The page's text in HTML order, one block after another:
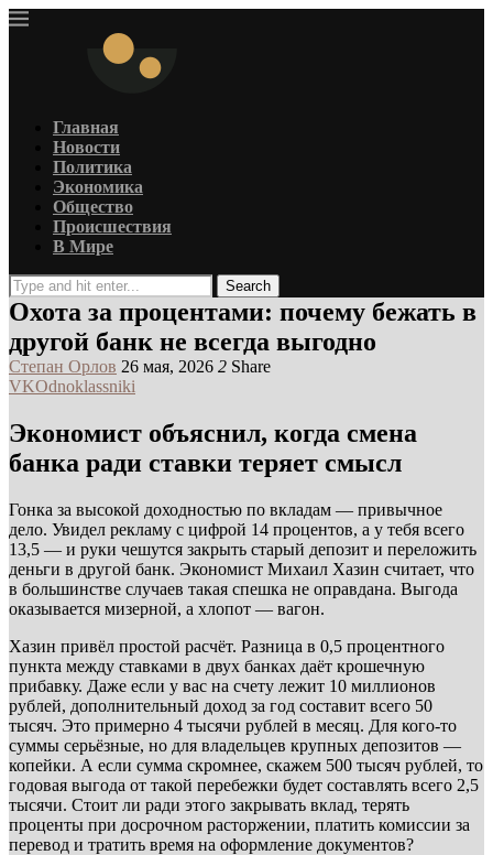
Главная
Новости
Политика
Экономика
Общество
Происшествия
В Мире
Search
Охота за процентами: почему бежать в
другой банк не всегда выгодно
Степан Орлов 26 мая, 2026 2 Share
VKOdnoklassniki
Экономист объяснил, когда смена
банка ради ставки теряет смысл
Гонка за высокой доходностью по вкладам — привычное
дело. Увидел рекламу с цифрой 14 процентов, а у тебя всего
13,5 — и руки чешутся закрыть старый депозит и переложить
деньги в другой банк. Экономист Михаил Хазин считает, что
в большинстве случаев такая спешка не оправдана. Выгода
оказывается мизерной, а хлопот — вагон.
Хазин привёл простой расчёт. Разница в 0,5 процентного
пункта между ставками в двух банках даёт крошечную
прибавку. Даже если у вас на счету лежит 10 миллионов
рублей, дополнительный доход за год составит всего 50
тысяч. Это примерно 4 тысячи рублей в месяц. Для кого-то
суммы серьёзные, но для владельцев крупных депозитов —
копейки. А если сумма скромнее, скажем 500 тысяч рублей, то
годовая выгода от такой перебежки будет составлять всего 2,5
тысячи. Стоит ли ради этого закрывать вклад, терять
проценты при досрочном расторжении, платить комиссии за
перевод и тратить время на оформление документов?